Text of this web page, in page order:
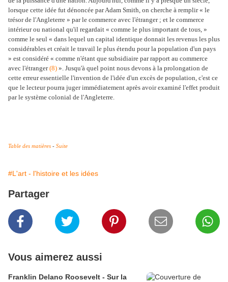
lorsque cette idée fut dénoncée par Adam Smith, on cherche à remplir « le
trésor de l'Angleterre » par le commerce avec l'étranger ; et le commerce
intérieur ou national qu'il regardait « comme le plus important de tous, »
comme le seul « dans lequel un capital identique donnait les revenus les plus
considérables et créait le travail le plus étendu pour la population d'un pays
» est considéré « comme n'étant que subsidiaire par rapport au commerce
avec l'étranger(8) ». Jusqu'à quel point nous devons à la prolongation de
cette erreur essentielle l'invention de l'idée d'un excès de population, c'est ce
que le lecteur pourra juger immédiatement après avoir examiné l'effet produit
par le système colonial de l'Angleterre.
Table des matières - Suite
#L'art - l'histoire et les idées
Partager
Vous aimerez aussi
Franklin Delano Roosevelt - Sur la